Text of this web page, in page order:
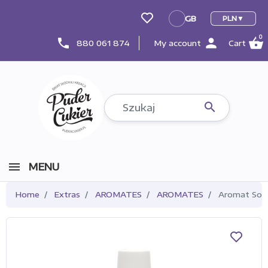
GB
GB PLN
phone 880 061 874 My account person Cart shopping_basket
0

MENU
Home Extras AROMATES AROMATES Aromat